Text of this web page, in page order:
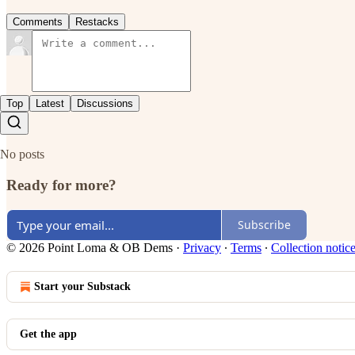
Comments Restacks
Top Latest Discussions
No posts
Ready for more?
Subscribe
© 2026 Point Loma & OB Dems · Privacy ∙ Terms ∙ Collection notice
Start your Substack
Get the app